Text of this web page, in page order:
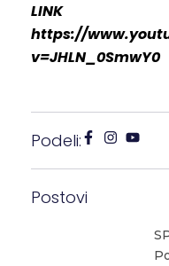
LINK
https://
v=JHLN_0SmwY0
Podeli:
Postovi